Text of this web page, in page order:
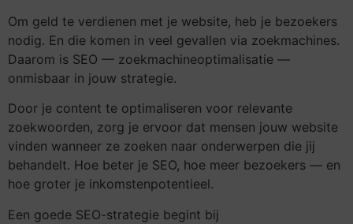
Om geld te verdienen met je website, heb je bezoekers
nodig. En die komen in veel gevallen via zoekmachines.
Daarom is SEO — zoekmachineoptimalisatie —
onmisbaar in jouw strategie.
Door je content te optimaliseren voor relevante
zoekwoorden, zorg je ervoor dat mensen jouw website
vinden wanneer ze zoeken naar onderwerpen die jij
behandelt. Hoe beter je SEO, hoe meer bezoekers — en
hoe groter je inkomstenpotentieel.
Een goede SEO-strategie begint bij